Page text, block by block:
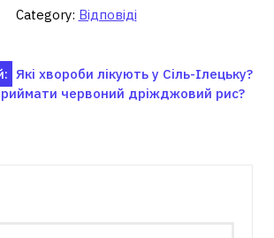
Category: Відповіді
Які хвороби лікують у Сіль-Ілецьку?
червоний дріжджовий рис?